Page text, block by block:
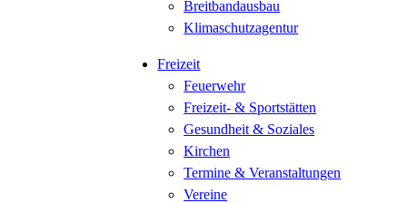
Breitbandausbau
Klimaschutzagentur
Freizeit
Feuerwehr
Freizeit- & Sportstätten
Gesundheit & Soziales
Kirchen
Termine & Veranstaltungen
Vereine